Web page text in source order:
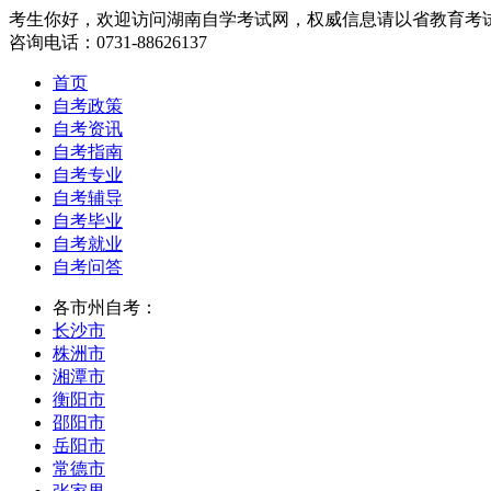
考生你好，欢迎访问湖南自学考试网，权威信息请以省教育考
咨询电话：0731-88626137
首页
自考政策
自考资讯
自考指南
自考专业
自考辅导
自考毕业
自考就业
自考问答
各市州自考：
长沙市
株洲市
湘潭市
衡阳市
邵阳市
岳阳市
常德市